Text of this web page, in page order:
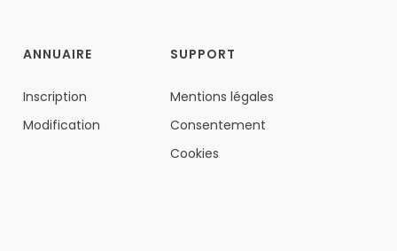
ANNUAIRE
Inscription
Modification
SUPPORT
Mentions légales
Consentement
Cookies